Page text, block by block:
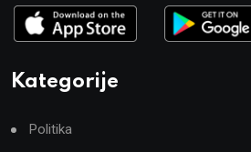
Kategorije
Politika